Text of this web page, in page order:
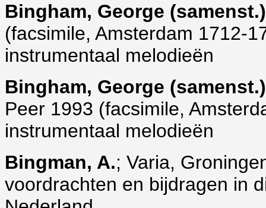
Bingham, George (samenst.)
(facsimile, Amsterdam 1712-
instrumentaal melodieën
Bingham, George (samenst.)
Peer 1993 (facsimile,
instrumentaal melodieën
Bingman, A.; Varia,
voordrachten en bijdragen in